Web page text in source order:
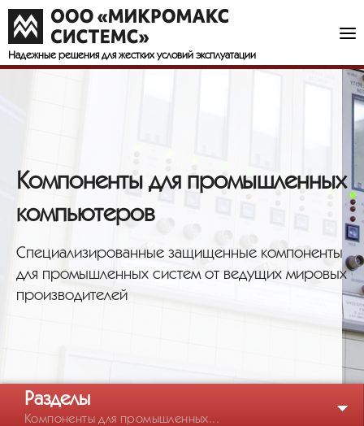
Надежные решения для жестких условий эксплуатации
Компоненты для промышленных
компьютеров
Специализированные защищенные компоненты
для промышленных систем от ведущих мировых
производителей
Разделы
Компоненты для промышленных...